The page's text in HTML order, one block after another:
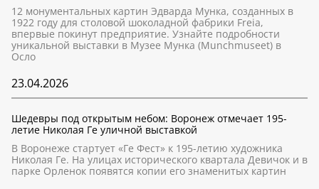
12 монументальных картин Эдварда Мунка, созданных в
1922 году для столовой шоколадной фабрики Freia,
впервые покинут предприятие. Узнайте подробности
уникальной выставки в Музее Мунка (Munchmuseet) в
Осло
23.04.2026
Шедевры под открытым небом: Воронеж отмечает 195-
летие Николая Ге уличной выставкой
В Воронеже стартует «Ге Фест» к 195-летию художника
Николая Ге. На улицах исторического квартала Девичок и в
парке Орленок появятся копии его знаменитых картин